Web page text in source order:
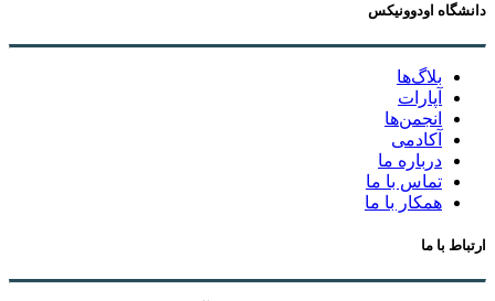
دانشگاه اودوونیکس
بلاگ‌ها
آپارات
انجمن‌ها
آکادمی
درباره ما
تماس با ما
همکار با ما
ارتباط با ما